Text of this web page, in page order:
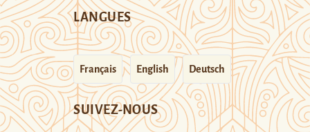
LANGUES
Français English Deutsch
SUIVEZ-NOUS